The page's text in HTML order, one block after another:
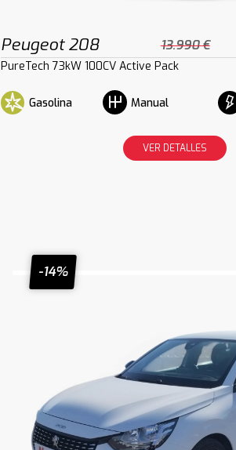
Peugeot 208 13.990 €
PureTech 73kW 100CV Active Pack
Gasolina Manual
VER DETALLES
-14%